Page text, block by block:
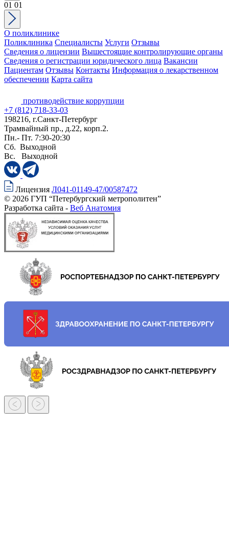
01 01
О поликлинике
Поликлиника Специалисты Услуги Отзывы
Сведения о лицензии Вышестоящие контролирующие органы
Сведения о регистрации юридического лица Вакансии
Пациентам Отзывы Контакты Информация о лекарственном
обеспечении Карта сайта
противодействие коррупции
+7 (812) 718-33-03
198216, г.Санкт-Петербург
Трамвайный пр., д.22, корп.2.
Пн.- Пт. 7:30-20:30
Сб. Выходной
Вс. Выходной
Лицензия Л041-01149-47/00587472
© 2026 ГУП “Петербургский метрополитен”
Разработка сайта - Веб Анатомия